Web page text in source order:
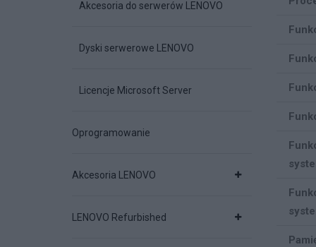
Akcesoria do serwerów LENOVO
Dyski serwerowe LENOVO
Licencje Microsoft Server
Oprogramowanie
Akcesoria LENOVO
LENOVO Refurbished